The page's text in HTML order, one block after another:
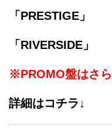
「PRESTIGE」
「RIVERSIDE」
※PROMO盤はさら
詳細はコチラ↓